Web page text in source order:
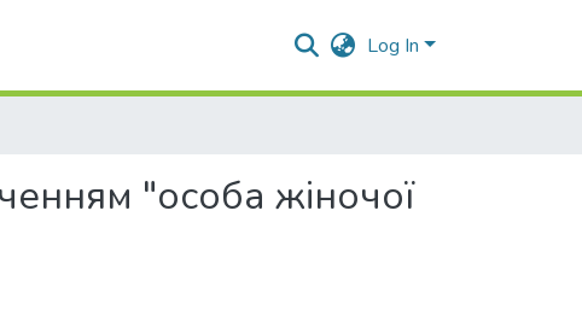
Log In
"особа жіночої